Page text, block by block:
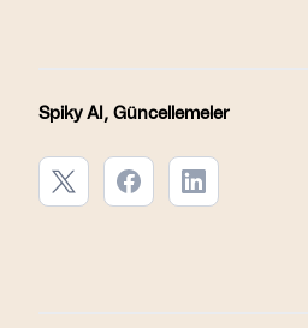
Spiky AI , Güncellemeler